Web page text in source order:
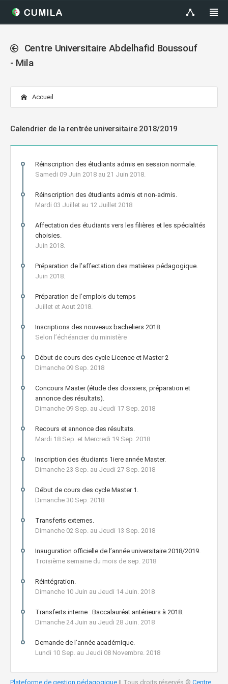
Centre Universitaire Abdelhafid Boussouf
- Mila
Accueil
Calendrier de la rentrée universitaire 2018/2019
Réinscription des étudiants admis en session normale.
Samedi 09 Juin 2018 au 21 Juin 2018.
Réinscription des étudiants admis et non-admis.
Mardi 03 Juillet au 12 Juillet 2018
Affectation des étudiants vers les filières et les spécialités
choisies.
Juin 2018.
Préparation de l’affectation des matières pédagogique.
Juin 2018.
Préparation de l’emplois du temps
Juillet et Aout 2018.
Inscriptions des nouveaux bacheliers 2018.
Selon l’échéancier du ministère
Début de cours des cycle Licence et Master 2
Dimanche 09 Sep. 2018
Concours Master (étude des dossiers, préparation et
annonce des résultats).
Dimanche 09 Sep. au Jeudi 17 Sep. 2018
Recours et annonce des résultats.
Mardi 18 Sep. et Mercredi 19 Sep. 2018
Inscription des étudiants 1iere année Master.
Dimanche 23 Sep. au Jeudi 27 Sep. 2018
Début de cours des cycle Master 1.
Dimanche 30 Sep. 2018
Transferts externes.
Dimanche 02 Sep. au Jeudi 13 Sep. 2018
Inauguration officielle de l’année universitaire 2018/2019.
Troisième semaine du mois de sep. 2018
Réintégration.
Dimanche 10 Juin au Jeudi 14 Juin. 2018
Transferts interne : Baccalauréat antérieurs à 2018.
Dimanche 24 Juin au Jeudi 28 Juin. 2018
Demande de l’année académique.
Lundi 10 Sep. au Jeudi 08 Novembre. 2018
Plateforme de gestion pédagogique || Tous droits réservés © Centre